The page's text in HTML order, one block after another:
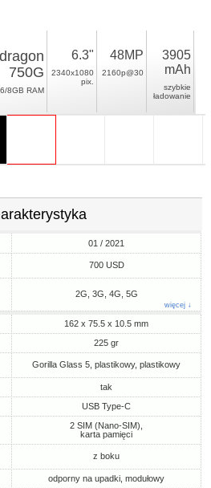
750G
6/8GB RAM
6.3"
2340x1080
pix.
48MP
2160p@30
3905
mAh
szybkie
ładowanie
01 / 2021
700 USD
2G, 3G, 4G, 5G
więcej ↓
162 x 75.5 x 10.5 mm
225 gr
Gorilla Glass 5, plastikowy, plastikowy
tak
USB Type-C
2 SIM (Nano-SIM),
karta pamięci
z boku
odporny na upadki, modułowy